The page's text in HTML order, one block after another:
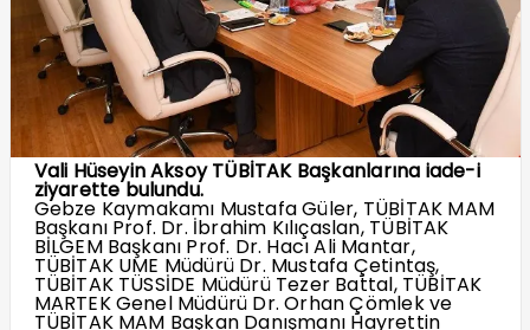
Vali Hüseyin Aksoy TÜBİTAK Başkanlarına iade-i
ziyarette bulundu.
Gebze Kaymakamı Mustafa Güler, TÜBİTAK MAM
Başkanı Prof. Dr. İbrahim Kılıçaslan, TÜBİTAK
BİLGEM Başkanı Prof. Dr. Hacı Ali Mantar,
TÜBİTAK UME Müdürü Dr. Mustafa Çetintaş,
TÜBİTAK TÜSSİDE Müdürü Tezer Battal, TÜBİTAK
MARTEK Genel Müdürü Dr. Orhan Çömlek ve
TÜBİTAK MAM Başkan Danışmanı Hayrettin